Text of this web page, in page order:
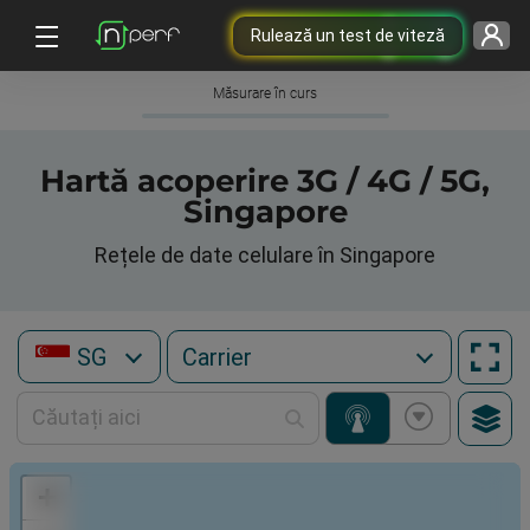
Rulează un test de viteză
Măsurare în curs
Hartă acoperire 3G / 4G / 5G,
Singapore
Rețele de date celulare în Singapore
SG